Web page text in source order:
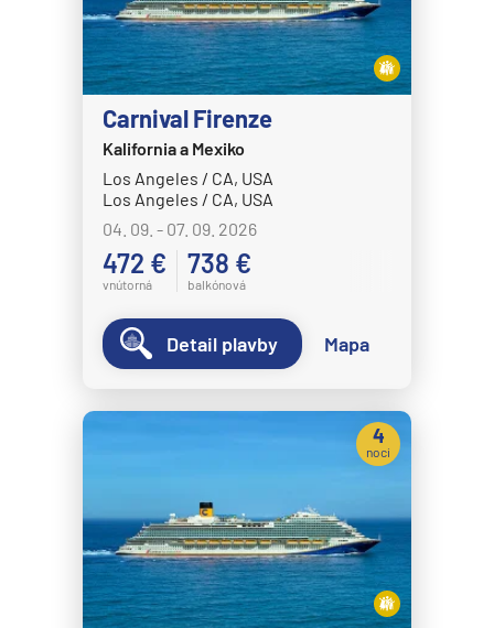
Carnival Firenze
Kalifornia a Mexiko
Los Angeles / CA, USA
Los Angeles / CA, USA
04. 09. - 07. 09. 2026
472 €
vnútorná
738 €
balkónová
Detail plavby Mapa
4
noci